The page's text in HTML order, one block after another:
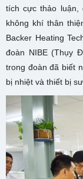
tích cực thảo luận,
không khí thân
Backer Heating
đoàn NIBE (Thụy
trong đoàn đã biết
bị nhiệt và thiết bị